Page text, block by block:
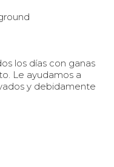
los días con ganas
Le ayudamos a
y debidamente